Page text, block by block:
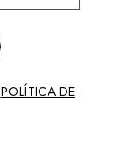
POLÍTICA DE